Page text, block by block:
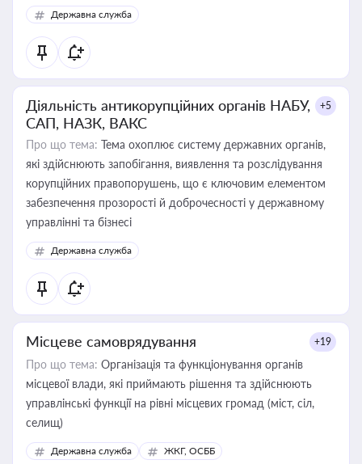
Державна служба
Діяльність антикорупційних органів НАБУ,
САП, НАЗК, ВАКС
+5
Про що тема: Тема охоплює систему державних органів,
які здійснюють запобігання, виявлення та розслідування
корупційних правопорушень, що є ключовим елементом
забезпечення прозорості й доброчесності у державному
управлінні та бізнесі
Державна служба
Місцеве самоврядування +19
Про що тема: Організація та функціонування органів
місцевої влади, які приймають рішення та здійснюють
управлінські функції на рівні місцевих громад (міст, сіл,
селищ)
Державна служба ЖКГ, ОСББ